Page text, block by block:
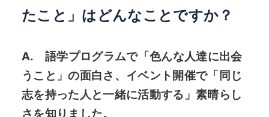
たこと」はどんなことですか？
A. 語学プログラムで「色んな人達に出会
うこと」の面白さ、イベント開催で「同じ
志を持った人と一緒に活動する」素晴らし
さを知りました。